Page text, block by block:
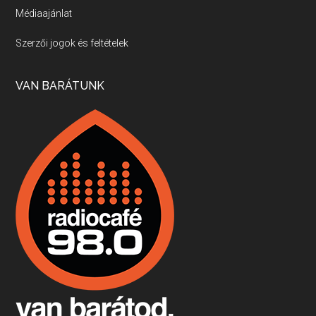
Villány, kékfrankos, Jackfall
Apr 17, 2026 • 00:35:38
Boston, teadélután, bab és homár
Apr 9, 2026 • 00:37:17
Fermentáljunk, a testünk meghálálja!
Apr 3, 2026 • 00:36:07
Médiaajánlat
Szerzői jogok és feltételek
VAN BARÁTUNK